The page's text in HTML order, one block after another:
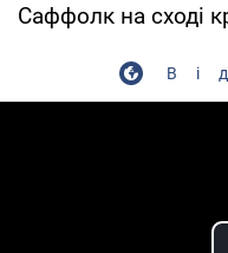
Саффолк на сході